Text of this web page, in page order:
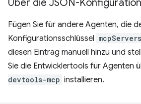
Über die JSON-
Fügen Sie für andere Agenten, die
Konfigurationsschlüssel mcpServers
diesen Eintrag manuell hinzu und
Sie die Entwicklertools für Agenten
devtools-mcp installieren.